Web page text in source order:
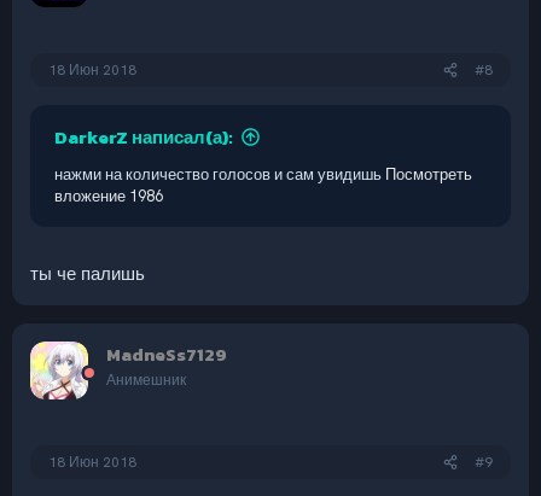
18 Июн 2018 #8
DarkerZ написал(а):
нажми на количество голосов и сам увидишь Посмотреть
вложение 1986
ты че палишь
MadneSs7129
Анимешник
18 Июн 2018 #9